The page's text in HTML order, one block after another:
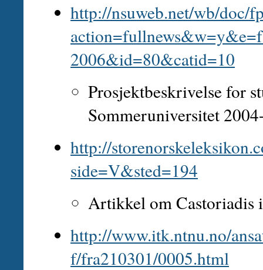
http://nsuweb.net/wb/doc/
2006&id=80&catid=10
Prosjektbeskrivelse for
Sommeruniversitet
http://
side=V&sted=194
Artikkel om Castoriadis
http://www.itk.ntnu.no/
f/fra210301/0005.html